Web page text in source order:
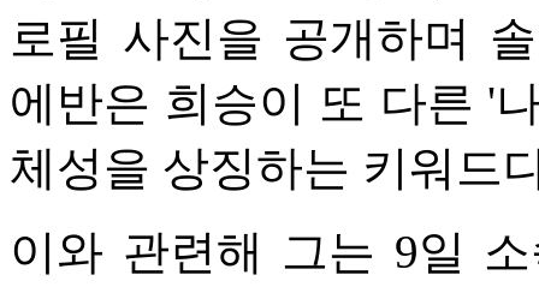
로필 사진을 공개하며
에반은 희승이 또 다른 '
체성을 상징하는 키워드
이와 관련해 그는 9일